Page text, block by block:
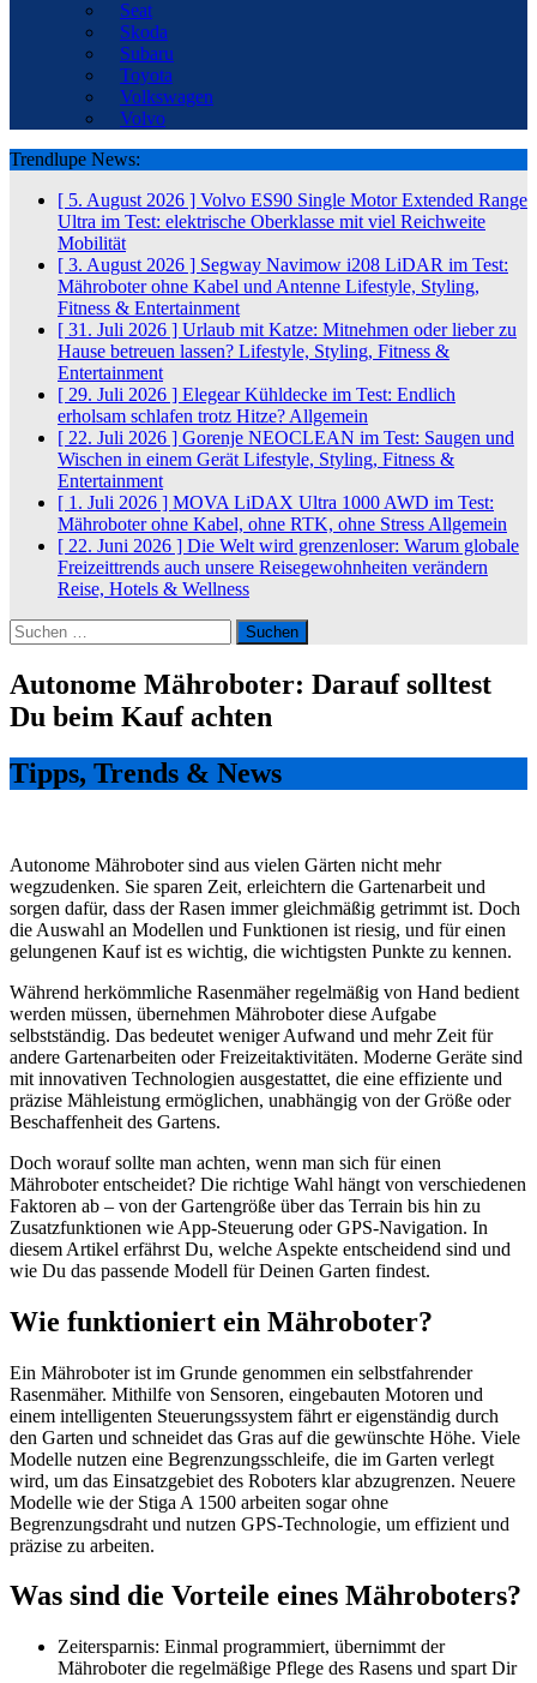
Seat
Skoda
Subaru
Toyota
Volkswagen
Volvo
Trendlupe News:
[ 5. August 2026 ] Volvo ES90 Single Motor Extended Range
Ultra im Test: elektrische Oberklasse mit viel Reichweite
Mobilität
[ 3. August 2026 ] Segway Navimow i208 LiDAR im Test:
Mähroboter ohne Kabel und Antenne Lifestyle, Styling,
Fitness & Entertainment
[ 31. Juli 2026 ] Urlaub mit Katze: Mitnehmen oder lieber zu
Hause betreuen lassen? Lifestyle, Styling, Fitness &
Entertainment
[ 29. Juli 2026 ] Elegear Kühldecke im Test: Endlich
erholsam schlafen trotz Hitze? Allgemein
[ 22. Juli 2026 ] Gorenje NEOCLEAN im Test: Saugen und
Wischen in einem Gerät Lifestyle, Styling, Fitness &
Entertainment
[ 1. Juli 2026 ] MOVA LiDAX Ultra 1000 AWD im Test:
Mähroboter ohne Kabel, ohne RTK, ohne Stress Allgemein
[ 22. Juni 2026 ] Die Welt wird grenzenloser: Warum globale
Freizeittrends auch unsere Reisegewohnheiten verändern
Reise, Hotels & Wellness
Suchen
nach:
Autonome Mähroboter: Darauf solltest
Du beim Kauf achten
Tipps, Trends & News
Autonome Mähroboter sind aus vielen Gärten nicht mehr
wegzudenken. Sie sparen Zeit, erleichtern die Gartenarbeit und
sorgen dafür, dass der Rasen immer gleichmäßig getrimmt ist. Doch
die Auswahl an Modellen und Funktionen ist riesig, und für einen
gelungenen Kauf ist es wichtig, die wichtigsten Punkte zu kennen.
Während herkömmliche Rasenmäher regelmäßig von Hand bedient
werden müssen, übernehmen Mähroboter diese Aufgabe
selbstständig. Das bedeutet weniger Aufwand und mehr Zeit für
andere Gartenarbeiten oder Freizeitaktivitäten. Moderne Geräte sind
mit innovativen Technologien ausgestattet, die eine effiziente und
präzise Mähleistung ermöglichen, unabhängig von der Größe oder
Beschaffenheit des Gartens.
Doch worauf sollte man achten, wenn man sich für einen
Mähroboter entscheidet? Die richtige Wahl hängt von verschiedenen
Faktoren ab – von der Gartengröße über das Terrain bis hin zu
Zusatzfunktionen wie App-Steuerung oder GPS-Navigation. In
diesem Artikel erfährst Du, welche Aspekte entscheidend sind und
wie Du das passende Modell für Deinen Garten findest.
Wie funktioniert ein Mähroboter?
Ein Mähroboter ist im Grunde genommen ein selbstfahrender
Rasenmäher. Mithilfe von Sensoren, eingebauten Motoren und
einem intelligenten Steuerungssystem fährt er eigenständig durch
den Garten und schneidet das Gras auf die gewünschte Höhe. Viele
Modelle nutzen eine Begrenzungsschleife, die im Garten verlegt
wird, um das Einsatzgebiet des Roboters klar abzugrenzen. Neuere
Modelle wie der Stiga A 1500 arbeiten sogar ohne
Begrenzungsdraht und nutzen GPS-Technologie, um effizient und
präzise zu arbeiten.
Was sind die Vorteile eines Mähroboters?
Zeitersparnis: Einmal programmiert, übernimmt der
Mähroboter die regelmäßige Pflege des Rasens und spart Dir